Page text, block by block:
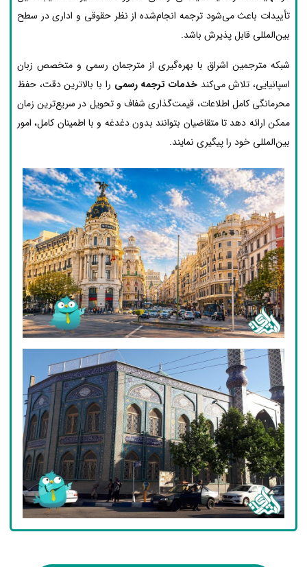
تأییدات باعث می‌شود ترجمه انجام‌شده از نظر حقوقی و اداری در سطح
بین‌المللی قابل پذیرش باشد.
شبکه مترجمین اشراق با بهره‌گیری از مترجمان رسمی و متخصص زبان
اسپانیایی، تلاش می‌کندخدمات ترجمه رسمی را با بالاترین دقت، حفظ
محرمانگی کامل اطلاعات، قیمت‌گذاری شفاف و تحویل در سریع‌ترین زمان
ممکن ارائه دهد تا متقاضیان بتوانند بدون دغدغه و با اطمینان کامل، امور
بین‌المللی خود را پیگیری نمایند.